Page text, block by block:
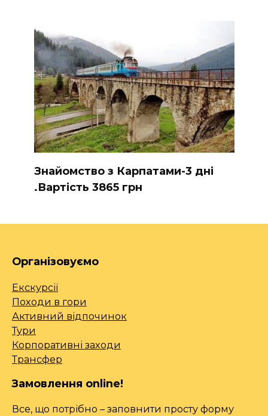
Знайомство з Карпатами-3 дні
.Вартість 3865 грн
Організовуємо
Екскурсії
Походи в гори
Активний відпочинок
Тури
Корпоративні заходи
Трансфер
Замовлення online!
Все, що потрібно – заповнити просту форму